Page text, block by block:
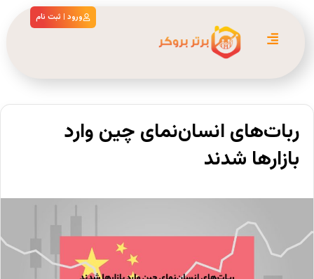
ورود | ثبت نام
ربات‌های انسان‌نمای چین وارد
بازارها شدند